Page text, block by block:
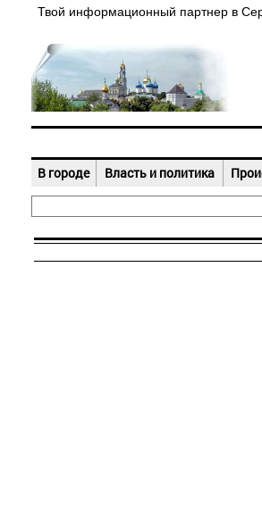
Твой информационный партнер в
В городе Власть и политика